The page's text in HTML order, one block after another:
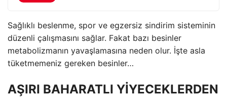
Sağlıklı beslenme, spor ve egzersiz sindirim sisteminin
düzenli çalışmasını sağlar. Fakat bazı besinler
metabolizmanın yavaşlamasına neden olur. İşte asla
tüketmemeniz gereken besinler…
AŞIRI BAHARATLI YİYECEKLERDEN